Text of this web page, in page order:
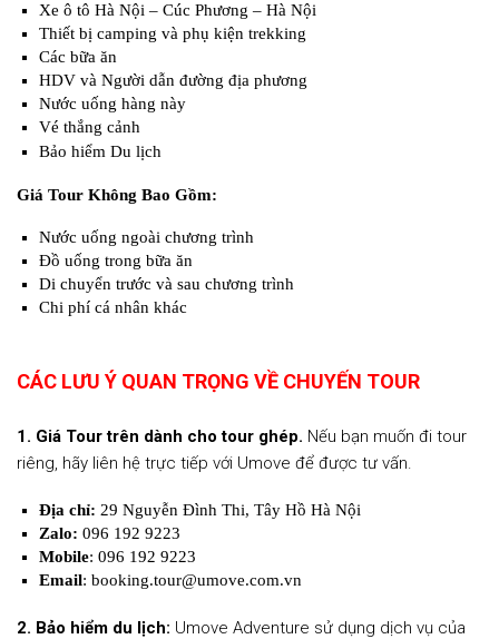
Xe ô tô Hà Nội – Cúc Phương – Hà Nội
Thiết bị camping và phụ kiện trekking
Các bữa ăn
HDV và Người dẫn đường địa phương
Nước uống hàng này
Vé thắng cảnh
Bảo hiểm Du lịch
Giá Tour Không Bao Gồm:
Nước uống ngoài chương trình
Đồ uống trong bữa ăn
Di chuyển trước và sau chương trình
Chi phí cá nhân khác
CÁC LƯU Ý QUAN TRỌNG VỀ CHUYẾN TOUR
1. Giá Tour trên dành cho tour ghép. Nếu bạn muốn đi tour
riêng, hãy liên hệ trực tiếp với Umove để được tư vấn.
Địa chỉ: 29 Nguyễn Đình Thi, Tây Hồ Hà Nội
Zalo: 096 192 9223
Mobile: 096 192 9223
Email: booking.tour@umove.com.vn
2. Bảo hiểm du lịch: Umove Adventure sử dụng dịch vụ của